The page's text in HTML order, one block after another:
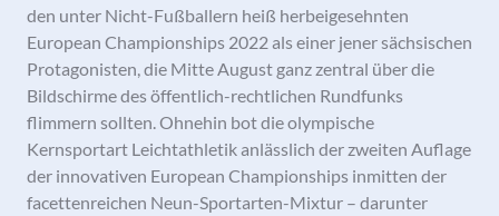
den unter Nicht-Fußballern heiß herbeigesehnten
European Championships 2022 als einer jener sächsischen
Protagonisten, die Mitte August ganz zentral über die
Bildschirme des öffentlich-rechtlichen Rundfunks
flimmern sollten. Ohnehin bot die olympische
Kernsportart Leichtathletik anlässlich der zweiten Auflage
der innovativen European Championships inmitten der
facettenreichen Neun-Sportarten-Mixtur – darunter